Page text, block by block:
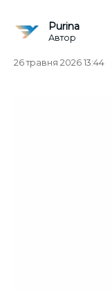
Purina
Автор
26 травня 2026 13:44